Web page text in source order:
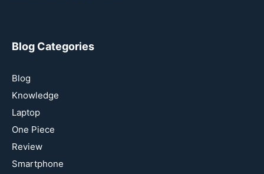
Blog Categories
Blog
Knowledge
Laptop
One Piece
Review
Smartphone